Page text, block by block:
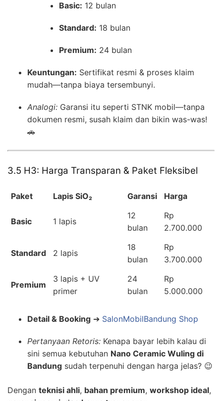
Basic: 12 bulan
Standard: 18 bulan
Premium: 24 bulan
Keuntungan: Sertifikat resmi & proses klaim
mudah—tanpa biaya tersembunyi.
Analogi: Garansi itu seperti STNK mobil—tanpa
dokumen resmi, susah klaim dan bikin was-was!
🚗
3.5 H3: Harga Transparan & Paket Fleksibel
Paket Lapis SiO₂ Garansi Harga
Basic 1 lapis
12
bulan
Rp
2.700.000
Standard 2 lapis
18
bulan
Rp
3.700.000
Premium
3 lapis + UV
primer
24
bulan
Rp
5.000.000
Detail & Booking ➔ SalonMobilBandung Shop
Pertanyaan Retoris: Kenapa bayar lebih kalau di
sini semua kebutuhan Nano Ceramic Wuling di
Bandung sudah terpenuhi dengan harga jelas? 😉
Dengan teknisi ahli, bahan premium, workshop ideal,